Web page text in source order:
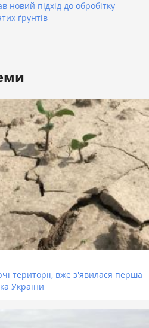
новий підхід до обробітку
ґрунтів
території, вже з'явилася перша
України